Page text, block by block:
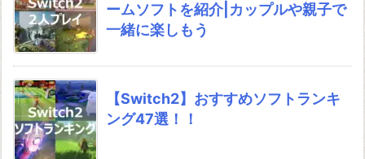
ームソフトを紹介|カップルや親子で
一緒に楽しもう
【Switch2】おすすめソフトランキ
ング47選！！